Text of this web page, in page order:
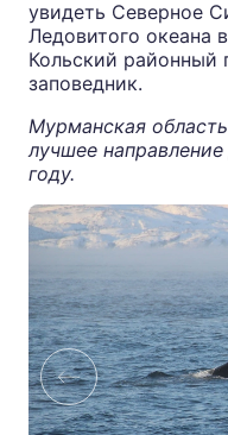
увидеть Северное
Ледовитого океана
Кольский районный
заповедник.
Мурманская
лучшее
году.